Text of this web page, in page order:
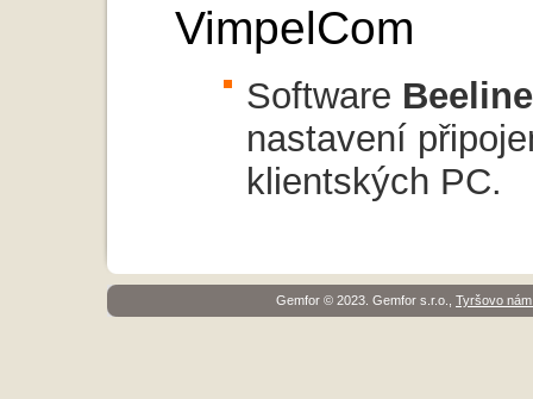
VimpelCom
Software
nastavení
klientských PC.
Gemfor © 2023. Gemfor s.r.o., Tyršovo